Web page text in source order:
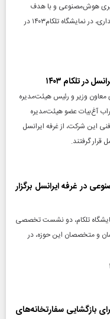
هوش‌مصنوعی و با هدف
تحول فضای کسب‌وکار و گسترش فرهنگ مشتری‌مداری، در نمایشگاه تلکام۱۴۰۳ در
در تلکام ۱۴۰۳
معاون وزیر و رئیس هیئت‌مدیره
آغ‌بیات عضو هیئت‌مدیره
این شرکت، از غرفه ایرانسل
قرار گرفتند.
غرفه ایرانسل برگزار
تلکام، دو نشست تخصصی
و متخصصان این حوزه، در
بازگشایی سفارتخانه‌های